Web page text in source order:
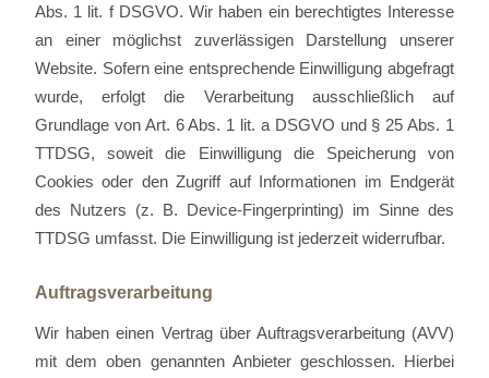
Abs. 1 lit. f DSGVO. Wir haben ein berechtigtes Interesse
an einer möglichst zuverlässigen Darstellung unserer
Website. Sofern eine entsprechende Einwilligung abgefragt
wurde, erfolgt die Verarbeitung ausschließlich auf
Grundlage von Art. 6 Abs. 1 lit. a DSGVO und § 25 Abs. 1
TTDSG, soweit die Einwilligung die Speicherung von
Cookies oder den Zugriff auf Informationen im Endgerät
des Nutzers (z. B. Device-Fingerprinting) im Sinne des
TTDSG umfasst. Die Einwilligung ist jederzeit widerrufbar.
Auftragsverarbeitung
Wir haben einen Vertrag über Auftragsverarbeitung (AVV)
mit dem oben genannten Anbieter geschlossen. Hierbei